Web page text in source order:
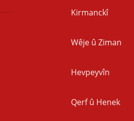
Kirmanckî
Wêje û Ziman
Hevpeyvîn
Qerf û Henek